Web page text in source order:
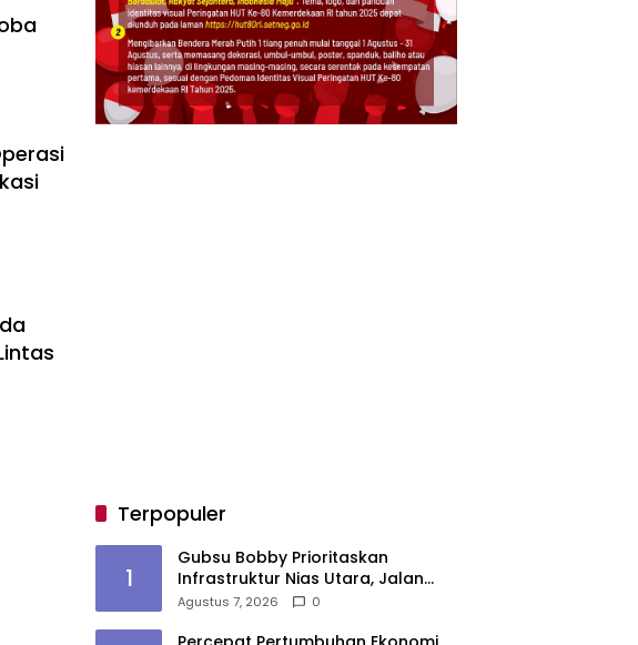
Terpopuler
1
Gubsu Bobby Prioritaskan
Infrastruktur Nias Utara, Jalan
Penggerak Ekonomi Mulai
Agustus 7, 2026 0